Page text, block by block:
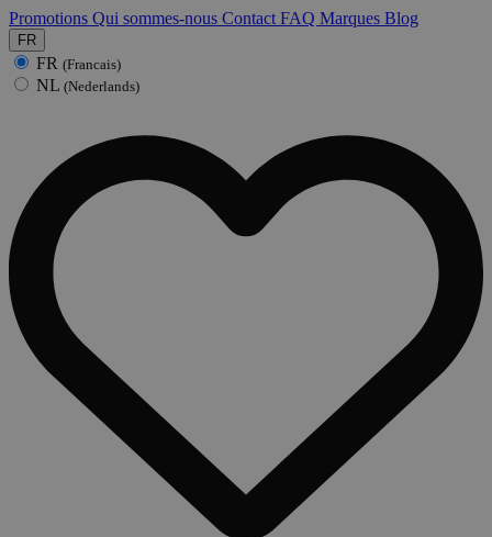
Promotions Qui sommes-nous Contact FAQ Marques Blog
FR
FR (Francais)
NL (Nederlands)